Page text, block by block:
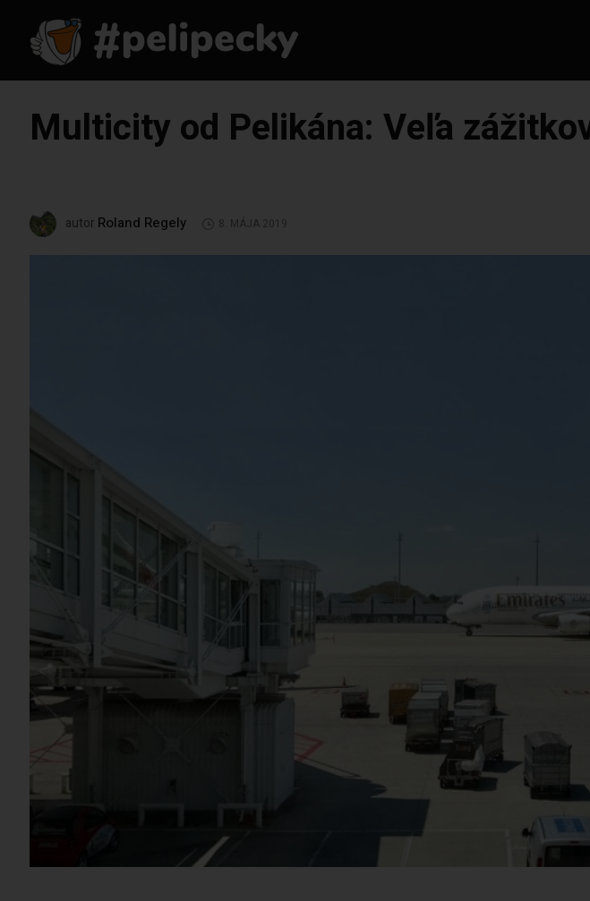
Multicity od Pelikána: Veľa
autor Roland Regely 8. MÁJA 2019